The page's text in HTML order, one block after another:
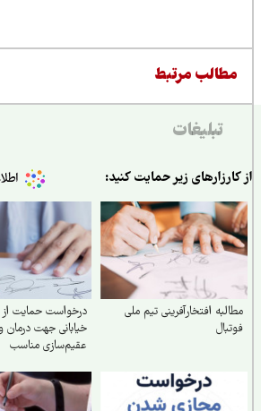
مرتبط
تبلیغات
زیر حمایت کنید:
افتخارآفرینی تیم ملی
درخواست حمایت از
خیابانی جهت درمان و
عقیم‌سازی مناسب